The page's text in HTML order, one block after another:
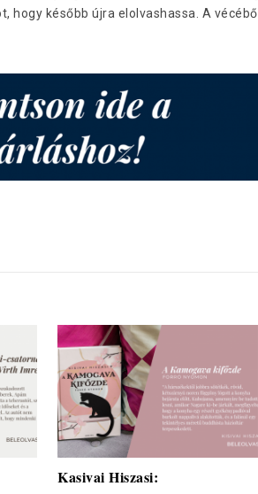
később újra elolvashassa. A vécéből
Kasivai Hiszasi: